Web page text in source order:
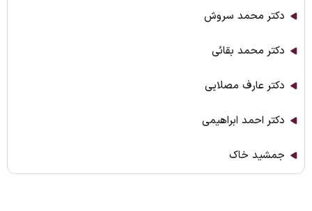
دکتر محمد سروش
دکتر محمد بقائی
دکتر عارف مصلایی
دکتر احمد ابراهیمی
جمشید خاک